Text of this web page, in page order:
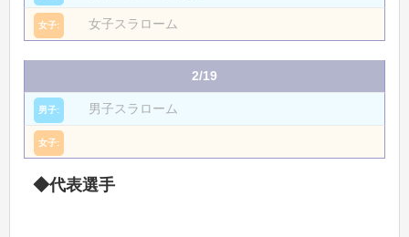
女子スラローム
2/19
男子スラローム
◆代表選手